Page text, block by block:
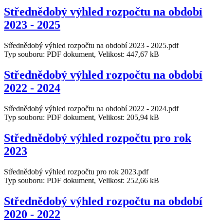
Střednědobý výhled rozpočtu na období
2023 - 2025
Střednědobý výhled rozpočtu na období 2023 - 2025.pdf
Typ souboru: PDF dokument, Velikost: 447,67 kB
Střednědobý výhled rozpočtu na období
2022 - 2024
Střednědobý výhled rozpočtu na období 2022 - 2024.pdf
Typ souboru: PDF dokument, Velikost: 205,94 kB
Střednědobý výhled rozpočtu pro rok
2023
Střednědobý výhled rozpočtu pro rok 2023.pdf
Typ souboru: PDF dokument, Velikost: 252,66 kB
Střednědobý výhled rozpočtu na období
2020 - 2022